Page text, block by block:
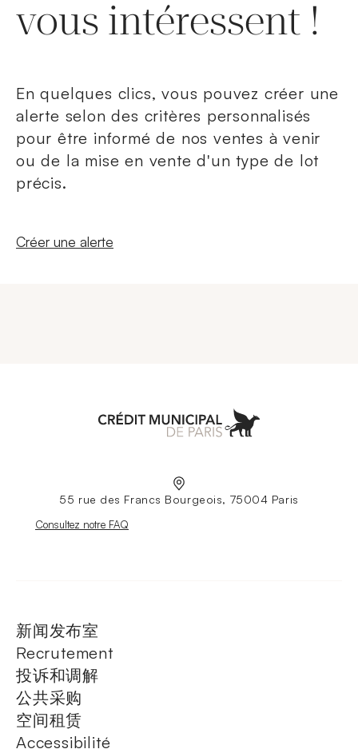
vous intéressent !
En quelques clics, vous pouvez créer une
alerte selon des critères personnalisés
pour être informé de nos ventes à venir
ou de la mise en vente d'un type de lot
précis.
Nouvelle fenêtre
Créer une alerte
55 rue des Francs Bourgeois, 75004 Paris
Nouvelle fenêtre
Consultez notre FAQ
新闻发布室
Recrutement
投诉和调解
公共采购
空间租赁
Accessibilité